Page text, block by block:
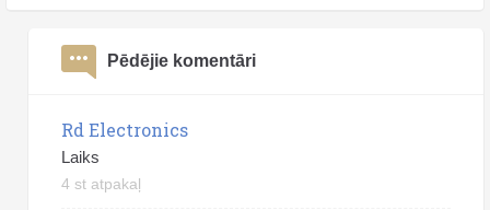
Pēdējie komentāri
Rd Electronics
Laiks
4 st atpakaļ